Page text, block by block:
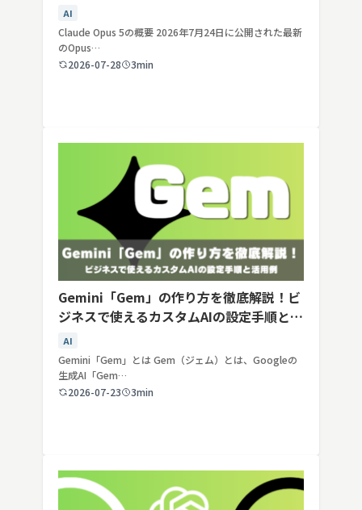
AI
Claude Opus 5の概要 2026年7月24日に公開された最新
のOpus…
2026-07-28
3min
Gemini「Gem」の作り方を徹底解説！ビ
ジネスで使えるカスタムAIの設定手順と活
用例
AI
Gemini「Gem」とは Gem（ジェム）とは、Googleの
生成AI「Gem…
2026-07-23
3min